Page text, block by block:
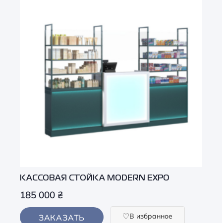
КАCСОВАЯ СТОЙКА MODERN EXPO
185 000 ₴
ЗАКАЗАТЬ В избранное